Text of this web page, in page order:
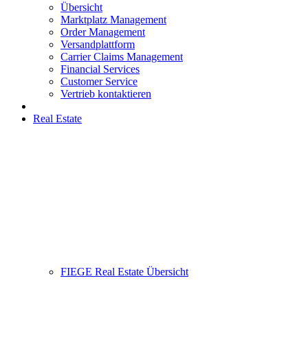
Übersicht
Marktplatz Management
Order Management
Versandplattform
Carrier Claims Management
Financial Services
Customer Service
Vertrieb kontaktieren
Real Estate
FIEGE Real Estate Übersicht